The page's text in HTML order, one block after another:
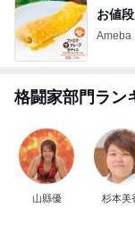
お値
Ameba
格闘家部門ラン
山縣優 杉本美